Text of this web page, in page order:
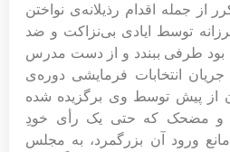
جمله اقدام رذیلانه‌ی نواختن
توسط ایادی بی‌نزاکت و ضد
طرفی ببندد و از دست مدرس
انتخابات فرمایشی دوره‌ی
پیش توسط وی برگزیده شده
و مضحک که حتی یک رأی خودِ
ورود آن بزرگمرد، به مجلس